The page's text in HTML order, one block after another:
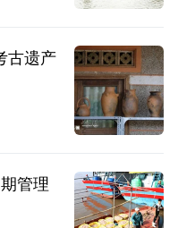
古遗产
管理